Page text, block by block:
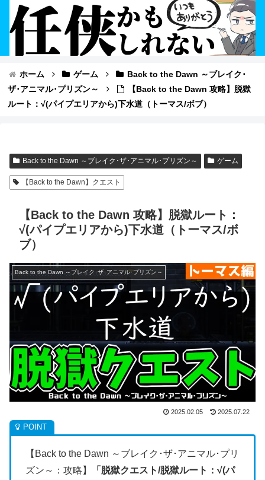
ホーム ゲーム
Back to the Dawn ～ブレイク･
ザ･アニマル･プリズン～
【Back to the Dawn 攻略】脱獄
ルート：√(パイプエリアから)下水道（トーマス/ボブ）
Back to the Dawn ～ブレイク･ザ･アニマル･プリズン～ ゲーム
【Back to the Dawn】クエスト
【Back to the Dawn 攻略】脱獄ルート：
√(パイプエリアから)下水道（トーマス/ボ
ブ）
Back to the Dawn ～ブレイク･ザ･アニマル･プリズン～
2025.02.05 2025.07.22
【Back to the Dawn ～ブレイク･ザ･アニマル･プリ
ズン～：攻略】
「脱獄クエスト/脱獄ルート：√(パ